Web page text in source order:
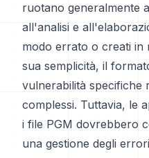
ruotano generalmente
all'analisi e
modo errato o creati in
sua semplicità, il
vulnerabilità specifiche
complessi. Tuttavia, le
i file PGM dovrebbero
una gestione degli